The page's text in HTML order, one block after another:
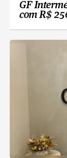
GF
com R$